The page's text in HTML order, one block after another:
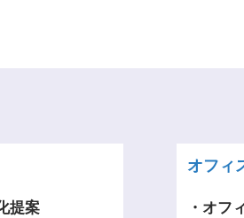
提案
オフィ
・オフ